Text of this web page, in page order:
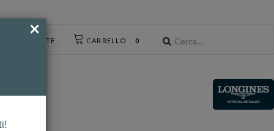
CARRELLO 0
UTENTE
×